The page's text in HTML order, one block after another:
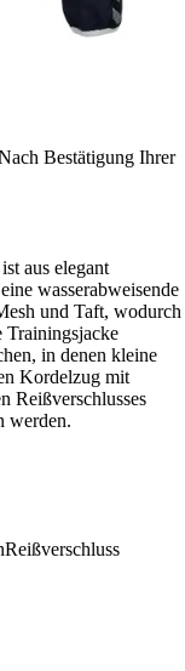
Bestätigung Ihrer
aus elegant
wasserabweisende
und Taft, wodurch
Trainingsjacke
in denen kleine
Kordelzug mit
Reißverschlusses
werden.